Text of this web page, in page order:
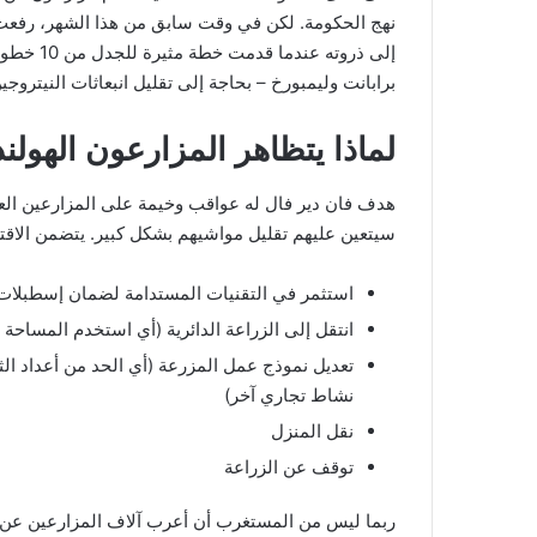
نهج الحكومة. لكن في وقت سابق من هذا الشهر، رفعت
إلى
برابانت وليمبورخ – بحاجة إلى تقليل انبعاثات النيتروجين بأكثر من 50 في
لماذا يتظاهر المزارعون
هدف فان دير فال له عواقب وخيمة على المزارعين
سيتعين عليهم تقليل مواشيهم بشكل كبير. يتضمن
استثمر في التقنيات المستدامة لضمان
انتقل إلى الزراعة الدائرية (أي استخدم المساحة
تعديل نموذج عمل المزرعة (أي الحد من أعداد
نشاط تجاري آخر)
نقل المنزل
توقف عن الزراعة
ربما ليس من المستغرب أن أعرب آلاف المزارعين